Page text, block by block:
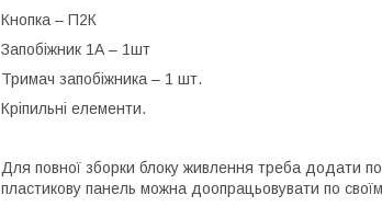
Кнопка – П2К
Запобіжник 1А – 1шт
Тримач запобіжника – 1 шт.
Кріпильні елементи.
Для повної зборки блоку живлення треба додати
пластикову панель можна доопрацьовувати по